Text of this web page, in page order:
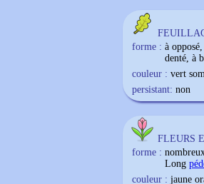
forme : à
denté, à
couleur : vert
persistant: non
FLEURS
forme :
Long
couleur : jaune